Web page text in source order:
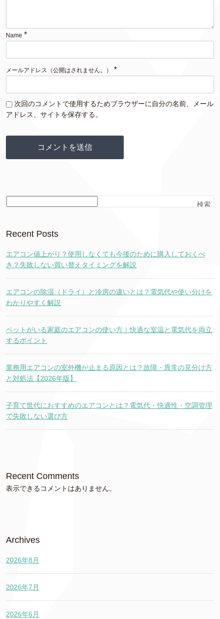
Name *
メールアドレス（公開はされません。） *
次回のコメントで使用するためブラウザーに自分の名前、メール
アドレス、サイトを保存する。
検索
Recent Posts
エアコン値上がり？使用しなくても今後のために購入しておくべ
き？失敗しない買い替えタイミングを解説
エアコンの除湿（ドライ）と冷房の違いとは？電気代や使い分けを
わかりやすく解説
ペットがいる家庭のエアコンの使い方｜快適な室温と電気代を両立
するポイント
業務用エアコンの室外機が止まる原因とは？故障・異常の見分け方
と対処法【2026年版】
子育て世代におすすめのエアコンとは？電気代・快適性・空調管理
で失敗しない選び方
Recent Comments
表示できるコメントはありません。
Archives
2026年8月
2026年7月
2026年6月